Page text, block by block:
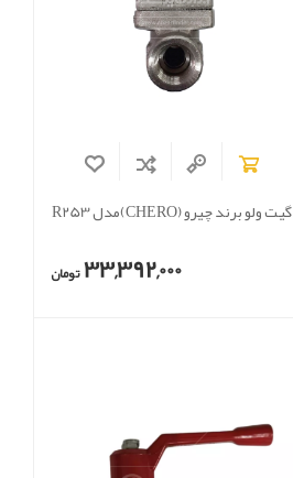
گیت ولو برند چیرو (CHERO)مدل R253
33,392,000تومان